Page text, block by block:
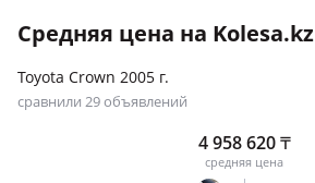
Средняя цена на Kolesa.kz
Toyota Crown 2005 г.
сравнили 29 объявлений
4 958 620₸
средняя цена